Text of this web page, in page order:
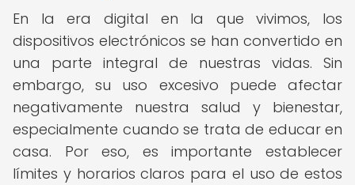
En la era digital en la que vivimos, los
dispositivos electrónicos se han convertido en
una parte integral de nuestras vidas. Sin
embargo, su uso excesivo puede afectar
negativamente nuestra salud y bienestar,
especialmente cuando se trata de educar en
casa. Por eso, es importante establecer
límites y horarios claros para el uso de estos